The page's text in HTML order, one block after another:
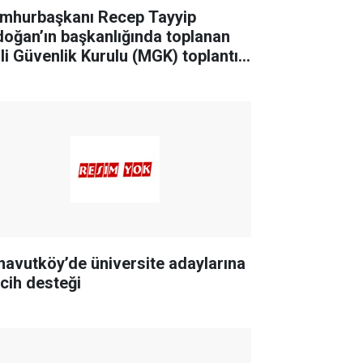
Recep Tayyip
başkanlığında toplanan
Güvenlik Kurulu (MGK) toplantısı
üniversite adaylarına
desteği